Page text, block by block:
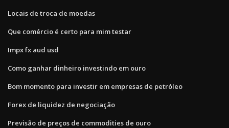
Locais de troca de moedas
Que comércio é certo para mim testar
Impx fx aud usd
Como ganhar dinheiro investindo em ouro
Bom momento para investir em empresas de petróleo
Forex de liquidez de negociação
Previsão de preços de commodities de ouro